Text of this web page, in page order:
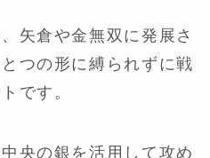
矢倉や金無双に発展さ
つの形に縛られずに戦
です。
央の銀を活用して攻め